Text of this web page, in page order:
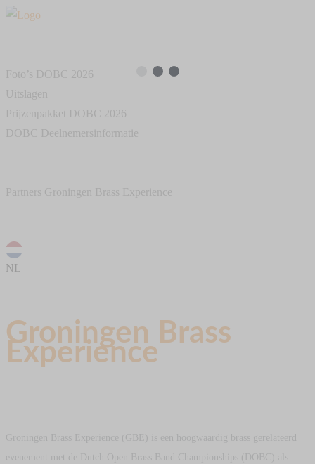
Ga
inhoud
Foto’s DOBC 2026
Uitslagen
Prijzenpakket DOBC 2026
DOBC Deelnemersinformatie
Partners Groningen Brass Experience
NL
Groningen Brass
Experience
Groningen Brass Experience (GBE) is een hoogwaardig brass gerelateerd
evenement met de Dutch Open Brass Band Championships (DOBC) als